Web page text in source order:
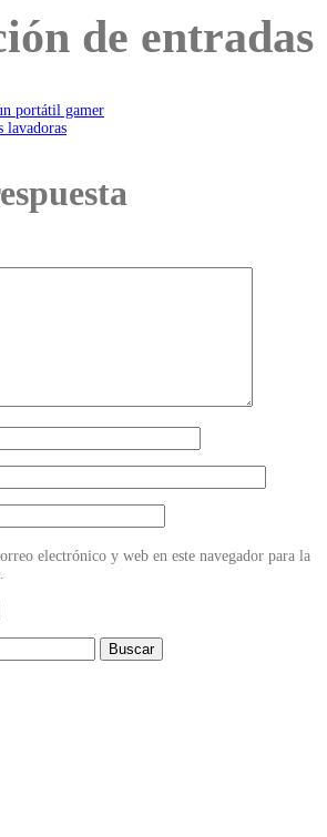
de entradas
portátil gamer
lavadoras
electrónico y web en este navegador para la